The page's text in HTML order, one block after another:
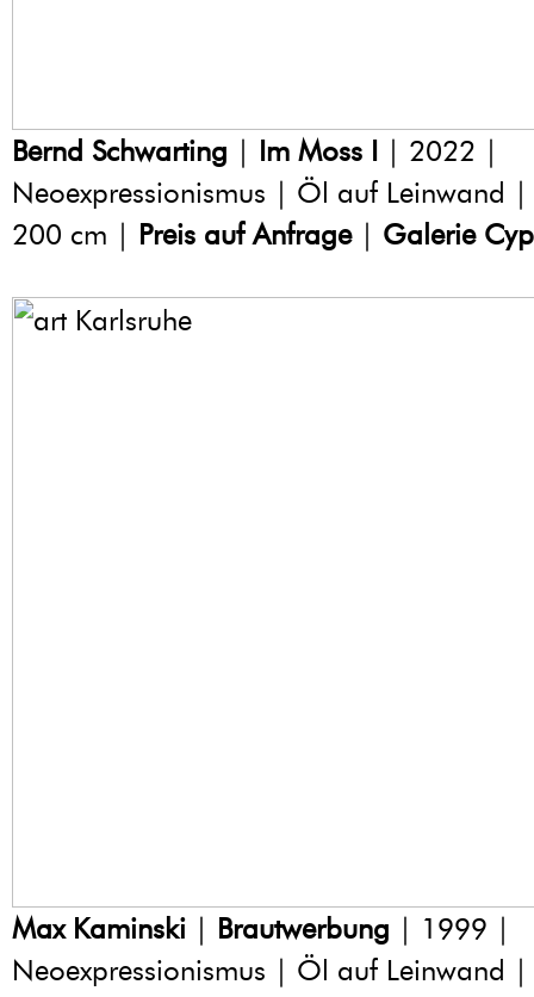
Bernd Schwarting | Im Moss I | 2022 |
Neoexpressionismus | Öl auf Leinwand
200 cm | Preis auf Anfrage| Galerie
Max Kaminski | Brautwerbung | 1999 |
Neoexpressionismus | Öl auf Leinwand